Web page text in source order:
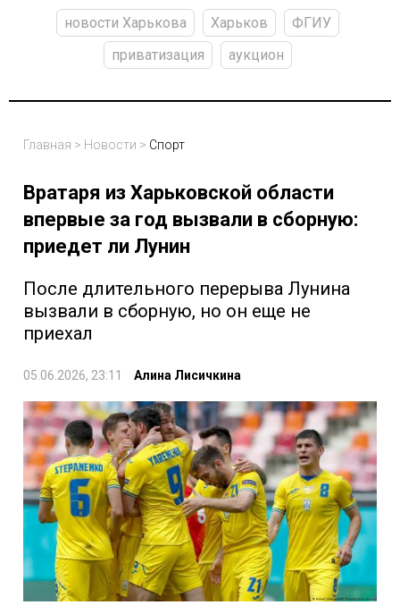
новости Харькова Харьков
ФГИУ
приватизация
аукцион
Главная > Новости > Спорт
Вратаря из Харьковской области
впервые за год вызвали в сборную:
приедет ли Лунин
После длительного перерыва Лунина
вызвали в сборную, но он еще не
приехал
05.06.2026, 23:11 Алина Лисичкина